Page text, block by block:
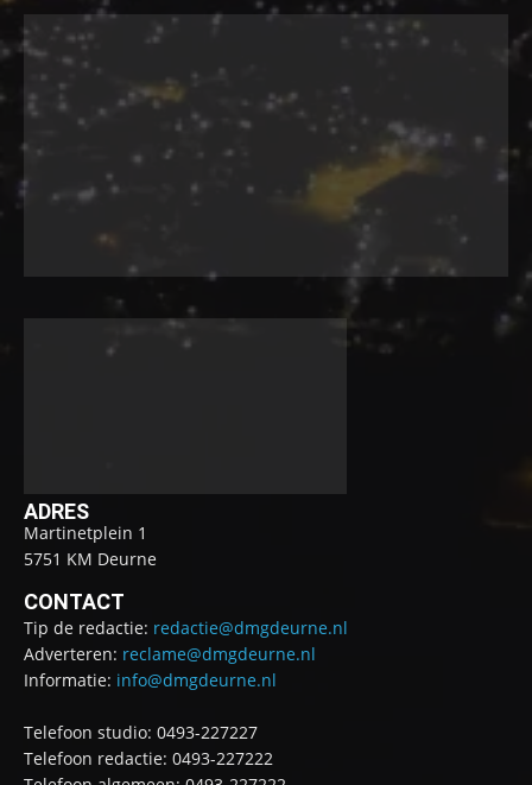
ADRES
Martinetplein 1
5751 KM Deurne
CONTACT
Tip de redactie: redactie@dmgdeurne.nl
Adverteren: reclame@dmgdeurne.nl
Informatie: info@dmgdeurne.nl
Telefoon studio: 0493-227227
Telefoon redactie: 0493-227222